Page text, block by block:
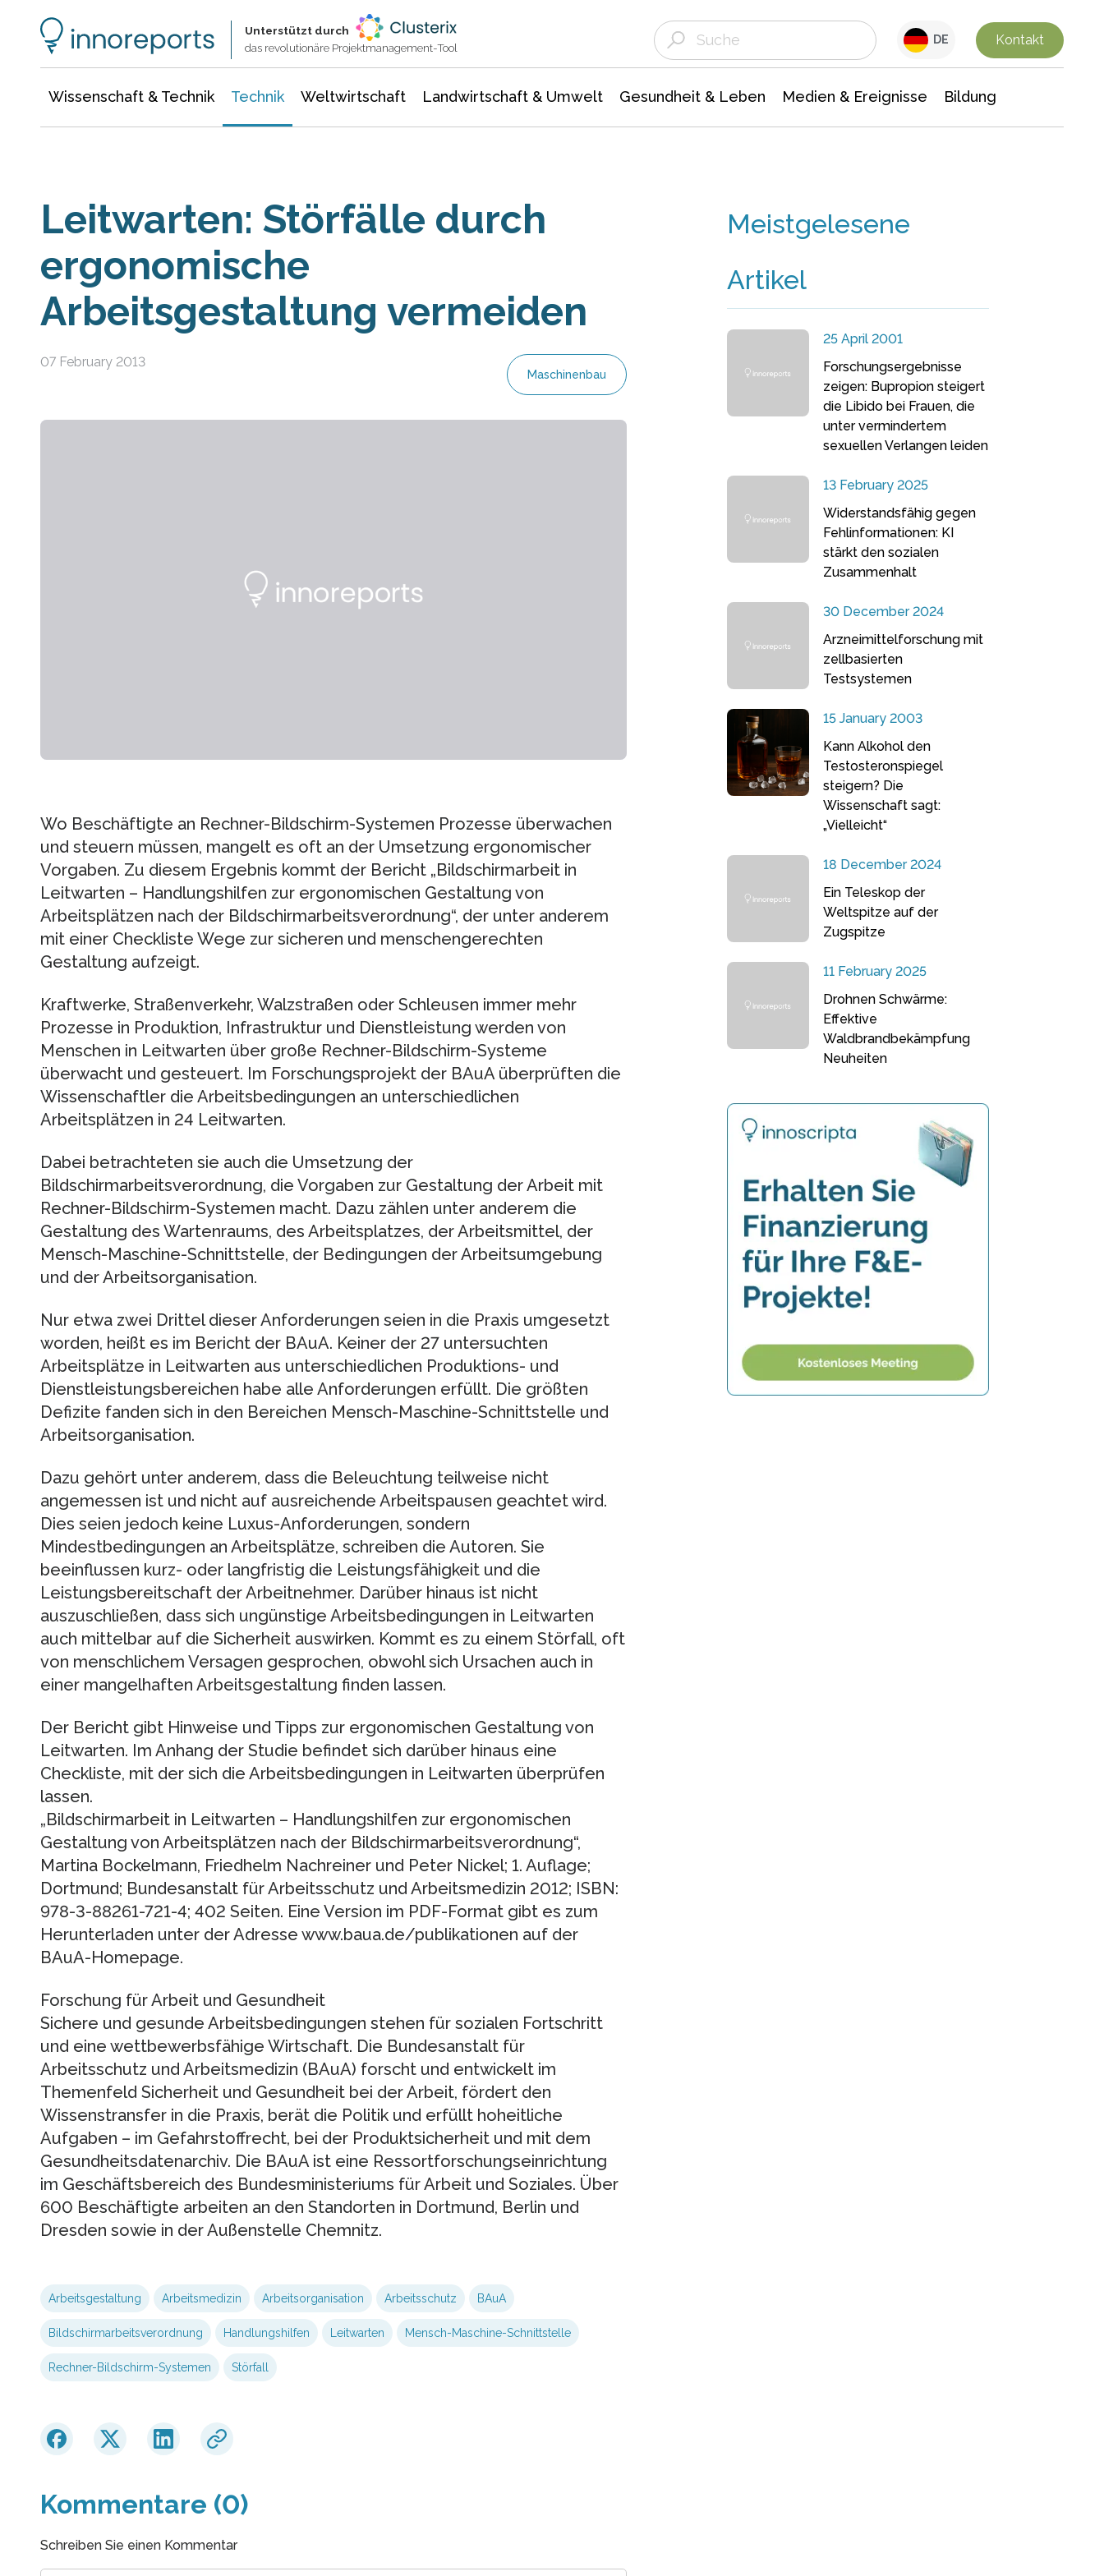
Unterstützt durch
das revolutionäre Projektmanagement-Tool
DE Kontakt
Wissenschaft & Technik Technik Weltwirtschaft Landwirtschaft & Umwelt Gesundheit & Leben Medien & Ereignisse Bildung
Leitwarten: Störfälle durch
ergonomische
Arbeitsgestaltung vermeiden
07 February 2013
Maschinenbau
Wo Beschäftigte an Rechner-Bildschirm-Systemen Prozesse überwachen
und steuern müssen, mangelt es oft an der Umsetzung ergonomischer
Vorgaben. Zu diesem Ergebnis kommt der Bericht „Bildschirmarbeit in
Leitwarten – Handlungshilfen zur ergonomischen Gestaltung von
Arbeitsplätzen nach der Bildschirmarbeitsverordnung“, der unter anderem
mit einer Checkliste Wege zur sicheren und menschengerechten
Gestaltung aufzeigt.
Kraftwerke, Straßenverkehr, Walzstraßen oder Schleusen immer mehr
Prozesse in Produktion, Infrastruktur und Dienstleistung werden von
Menschen in Leitwarten über große Rechner-Bildschirm-Systeme
überwacht und gesteuert. Im Forschungsprojekt der BAuA überprüften die
Wissenschaftler die Arbeitsbedingungen an unterschiedlichen
Arbeitsplätzen in 24 Leitwarten.
Dabei betrachteten sie auch die Umsetzung der
Bildschirmarbeitsverordnung, die Vorgaben zur Gestaltung der Arbeit mit
Rechner-Bildschirm-Systemen macht. Dazu zählen unter anderem die
Gestaltung des Wartenraums, des Arbeitsplatzes, der Arbeitsmittel, der
Mensch-Maschine-Schnittstelle, der Bedingungen der Arbeitsumgebung
und der Arbeitsorganisation.
Nur etwa zwei Drittel dieser Anforderungen seien in die Praxis umgesetzt
worden, heißt es im Bericht der BAuA. Keiner der 27 untersuchten
Arbeitsplätze in Leitwarten aus unterschiedlichen Produktions- und
Dienstleistungsbereichen habe alle Anforderungen erfüllt. Die größten
Defizite fanden sich in den Bereichen Mensch-Maschine-Schnittstelle und
Arbeitsorganisation.
Dazu gehört unter anderem, dass die Beleuchtung teilweise nicht
angemessen ist und nicht auf ausreichende Arbeitspausen geachtet wird.
Dies seien jedoch keine Luxus-Anforderungen, sondern
Mindestbedingungen an Arbeitsplätze, schreiben die Autoren. Sie
beeinflussen kurz- oder langfristig die Leistungsfähigkeit und die
Leistungsbereitschaft der Arbeitnehmer. Darüber hinaus ist nicht
auszuschließen, dass sich ungünstige Arbeitsbedingungen in Leitwarten
auch mittelbar auf die Sicherheit auswirken. Kommt es zu einem Störfall, oft
von menschlichem Versagen gesprochen, obwohl sich Ursachen auch in
einer mangelhaften Arbeitsgestaltung finden lassen.
Der Bericht gibt Hinweise und Tipps zur ergonomischen Gestaltung von
Leitwarten. Im Anhang der Studie befindet sich darüber hinaus eine
Checkliste, mit der sich die Arbeitsbedingungen in Leitwarten überprüfen
lassen.
„Bildschirmarbeit in Leitwarten – Handlungshilfen zur ergonomischen
Gestaltung von Arbeitsplätzen nach der Bildschirmarbeitsverordnung“,
Martina Bockelmann, Friedhelm Nachreiner und Peter Nickel; 1. Auflage;
Dortmund; Bundesanstalt für Arbeitsschutz und Arbeitsmedizin 2012; ISBN:
978-3-88261-721-4; 402 Seiten. Eine Version im PDF-Format gibt es zum
Herunterladen unter der Adresse www.baua.de/publikationen auf der
BAuA-Homepage.
Forschung für Arbeit und Gesundheit
Sichere und gesunde Arbeitsbedingungen stehen für sozialen Fortschritt
und eine wettbewerbsfähige Wirtschaft. Die Bundesanstalt für
Arbeitsschutz und Arbeitsmedizin (BAuA) forscht und entwickelt im
Themenfeld Sicherheit und Gesundheit bei der Arbeit, fördert den
Wissenstransfer in die Praxis, berät die Politik und erfüllt hoheitliche
Aufgaben – im Gefahrstoffrecht, bei der Produktsicherheit und mit dem
Gesundheitsdatenarchiv. Die BAuA ist eine Ressortforschungseinrichtung
im Geschäftsbereich des Bundesministeriums für Arbeit und Soziales. Über
600 Beschäftigte arbeiten an den Standorten in Dortmund, Berlin und
Dresden sowie in der Außenstelle Chemnitz.
Arbeitsgestaltung Arbeitsmedizin Arbeitsorganisation Arbeitsschutz BAuA
Bildschirmarbeitsverordnung Handlungshilfen Leitwarten Mensch-Maschine-Schnittstelle
Rechner-Bildschirm-Systemen Störfall
Kommentare (0)
Schreiben Sie einen Kommentar
Meistgelesene
Artikel
25 April 2001
Forschungsergebnisse
zeigen: Bupropion steigert
die Libido bei Frauen, die
unter vermindertem
sexuellen Verlangen leiden
13 February 2025
Widerstandsfähig gegen
Fehlinformationen: KI
stärkt den sozialen
Zusammenhalt
30 December 2024
Arzneimittelforschung mit
zellbasierten
Testsystemen
15 January 2003
Kann Alkohol den
Testosteronspiegel
steigern? Die
Wissenschaft sagt:
„Vielleicht“
18 December 2024
Ein Teleskop der
Weltspitze auf der
Zugspitze
11 February 2025
Drohnen Schwärme:
Effektive
Waldbrandbekämpfung
Neuheiten